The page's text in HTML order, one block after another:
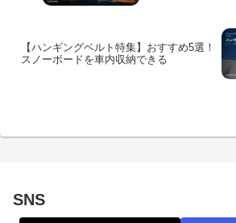
【ハンギングベルト特集】おすすめ5選！
スノーボードを車内収納できる
SNS